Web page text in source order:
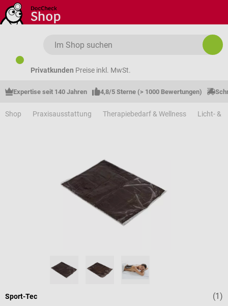
Zum Hauptinhalt springen
Privatkunden Preise inkl. MwSt.
Expertise seit 140 Jahren 4,8/5 Sterne (> 1000 Bewertungen)
Shop Praxisausstattung Therapiebedarf & Wellness Licht- &
(1)
Sport-Tec